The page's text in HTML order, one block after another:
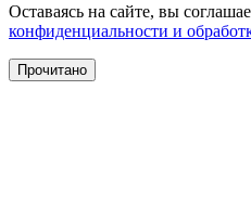
Оставаясь на сайте, вы
конфиденциальности и
Прочитано